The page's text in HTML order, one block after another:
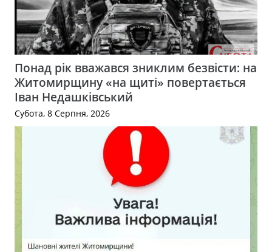
Понад рік вважався зниклим безвісти: на
Житомирщину «на щиті» повертається
Іван Недашківський
Субота, 8 Серпня, 2026